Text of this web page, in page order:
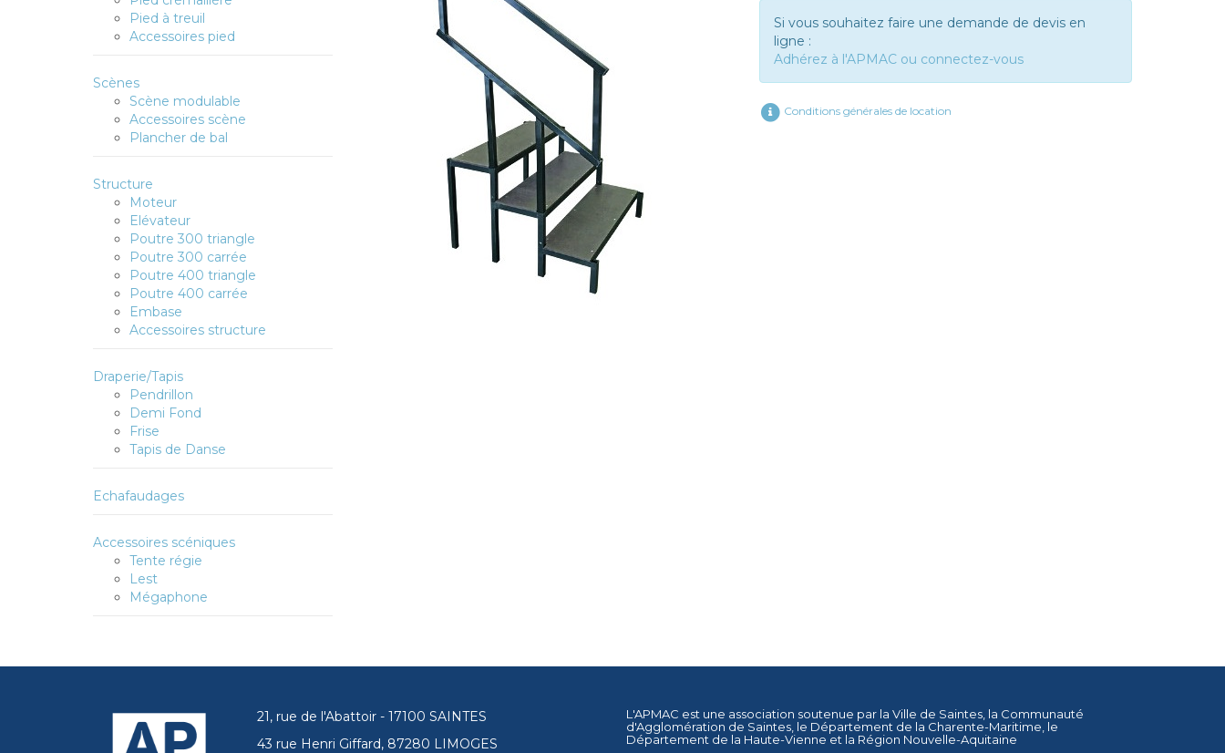
Si vous souhaitez faire une demande de devis en
ligne :
Adhérez à l'APMAC ou connectez-vous
Conditions générales de location
Pied à treuil
Accessoires pied
Scènes
Scène modulable
Accessoires scène
Plancher de bal
Structure
Moteur
Elévateur
Poutre 300 triangle
Poutre 300 carrée
Poutre 400 triangle
Poutre 400 carrée
Embase
Accessoires structure
Draperie/Tapis
Pendrillon
Demi Fond
Frise
Tapis de Danse
Echafaudages
Accessoires scéniques
Tente régie
Lest
Mégaphone
21, rue de l'Abattoir - 17100 SAINTES
43 rue Henri Giffard, 87280 LIMOGES
L'APMAC est une association soutenue par la Ville de Saintes , la Communauté
d'Agglomération de Saintes , le Département de la Charente-Maritime , le
Département de la Haute-Vienne et la Région Nouvelle-Aquitaine